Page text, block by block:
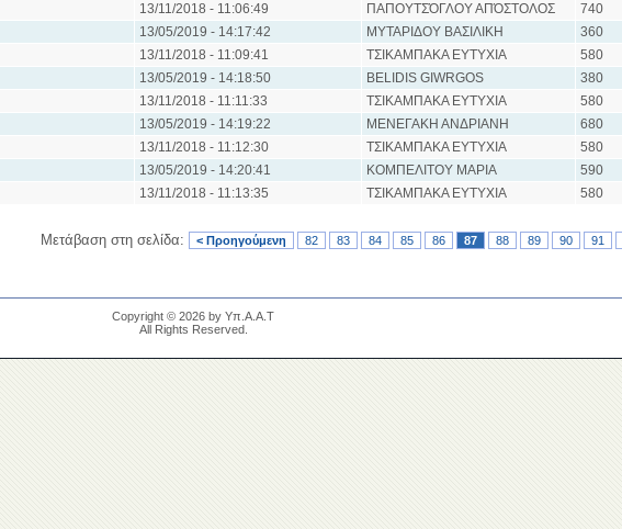
13/11/2018 - 11:06:49 ΠΑΠΟΥΤΣΌΓΛΟΥ ΑΠΌΣΤΟΛΟΣ
740
13/05/2019 - 14:17:42 ΜΥΤΑΡΙΔΟΥ ΒΑΣΙΛΙΚΗ
360
13/11/2018 - 11:09:41 ΤΣΙΚΑΜΠΑΚΑ ΕΥΤΥΧΙΑ
580
13/05/2019 - 14:18:50 BELIDIS GIWRGOS
380
13/11/2018 - 11:11:33 ΤΣΙΚΑΜΠΑΚΑ ΕΥΤΥΧΙΑ
580
13/05/2019 - 14:19:22 ΜΕΝΕΓΑΚΗ ΑΝΔΡΙΑΝΗ
680
13/11/2018 - 11:12:30 ΤΣΙΚΑΜΠΑΚΑ ΕΥΤΥΧΙΑ
580
13/05/2019 - 14:20:41 ΚΟΜΠΕΛΙΤΟΥ ΜΑΡΙΑ
590
13/11/2018 - 11:13:35 ΤΣΙΚΑΜΠΑΚΑ ΕΥΤΥΧΙΑ 580
Μετάβαση στη σελίδα: < Προηγούμενη 82 83 84 85 86 87 88 89 90 91
Copyright © 2026 by Υπ.Α.Α.Τ
All Rights Reserved.